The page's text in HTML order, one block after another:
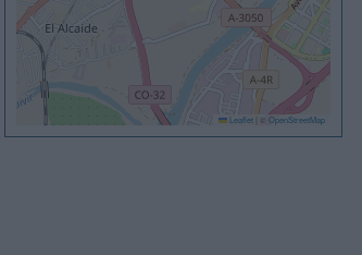
Leaflet © OpenStreetMap